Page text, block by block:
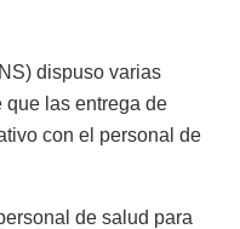
dispuso varias
que las entrega de
con el personal de
de salud para